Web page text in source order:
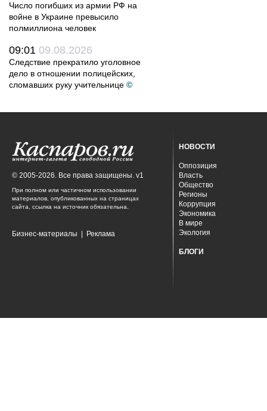
Число погибших из армии РФ на
войне в Украине превысило
полмиллиона человек
09:01 09.08.2026
Следствие прекратило уголовное
дело в отношении полицейских,
сломавших руку учительнице ©
© 2005-2026. Все права защищены. v1
При полном или частичном использовании
материалов, опубликованных на страницах
сайта, ссылка на источник обязательна.
Бизнес-материалы Реклама
НОВОСТИ
Оппозиция
Власть
Общество
Регионы
Коррупция
Экономика
В мире
Экология
БЛОГИ